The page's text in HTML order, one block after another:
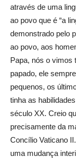
através de uma
ao povo que é “a
demonstrado pelo
ao povo, aos
Papa, nós o vimos
papado, ele
pequenos, os
tinha as
século XX. Creio
precisamente da
Concílio Vaticano
uma mudança